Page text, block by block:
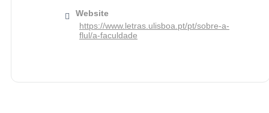
Website
https://www.letras.ulisboa.pt/pt/sobre-a-
flul/a-faculdade